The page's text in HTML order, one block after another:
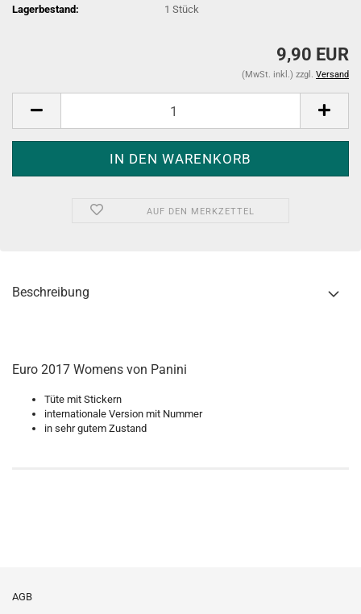
Lagerbestand:
1Stück
9,90 EUR
(MwSt. inkl.) zzgl. Versand
AUF DEN MERKZETTEL
Beschreibung
Euro 2017 Womens von Panini
Tüte mit Stickern
internationale Version mit Nummer
in sehr gutem Zustand
AGB